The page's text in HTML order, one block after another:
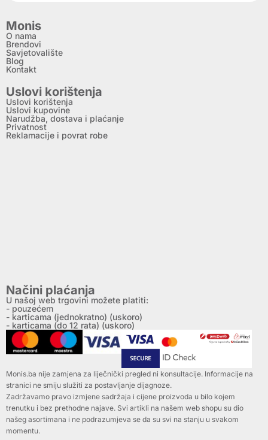
Monis
O nama
Brendovi
Savjetovalište
Blog
Kontakt
Uslovi korištenja
Uslovi korištenja
Uslovi kupovine
Narudžba, dostava i plaćanje
Privatnost
Reklamacije i povrat robe
Načini plaćanja
U našoj web trgovini možete platiti:
- pouzećem
- karticama (jednokratno) (uskoro)
- karticama (do 12 rata) (uskoro)
Monis.ba nije zamjena za liječnički pregled ni konsultacije. Informacije na
stranici ne smiju služiti za postavljanje dijagnoze.
Zadržavamo pravo izmjene sadržaja i cijene proizvoda u bilo kojem
trenutku i bez prethodne najave. Svi artikli na našem web shopu su dio
našeg asortimana i ne podrazumjeva se da su svi na stanju u svakom
momentu.